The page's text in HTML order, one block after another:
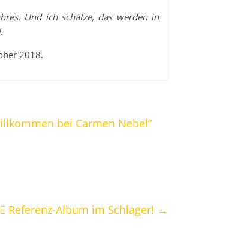
Und ich schätze, das werden in
2018.
bei Carmen Nebel“
Referenz-Album im Schlager! →